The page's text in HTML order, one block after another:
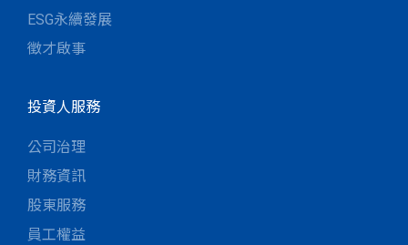
ESG永續發展
徵才啟事
投資人服務
公司治理
財務資訊
股東服務
員工權益